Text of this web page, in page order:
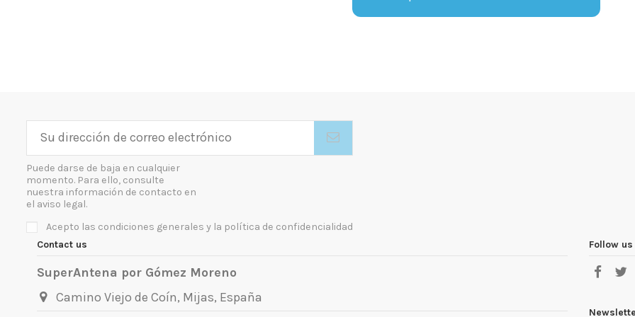
Puede darse de baja en cualquier
momento. Para ello, consulte
nuestra información de contacto en
el aviso legal.
Acepto las condiciones generales y la política de confidencialidad
Contact us
SuperAntena por Gómez Moreno
Camino Viejo de Coín, Mijas, España
Follow us